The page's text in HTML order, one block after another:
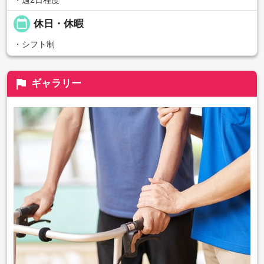
calendar_today 休日・休暇
・シフト制
flag ギャラリー